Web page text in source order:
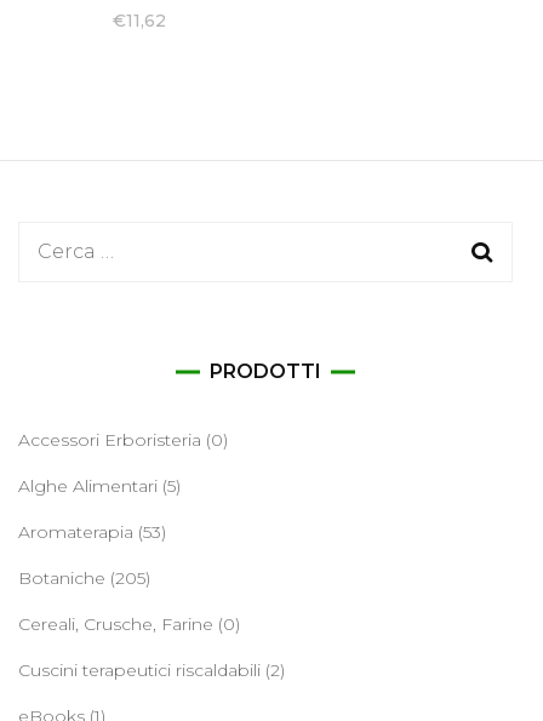
€11,62
Ricerca
PRODOTTI
Accessori Erboristeria (0)
Alghe Alimentari (5)
Aromaterapia (53)
Botaniche (205)
Cereali, Crusche, Farine (0)
Cuscini terapeutici riscaldabili (2)